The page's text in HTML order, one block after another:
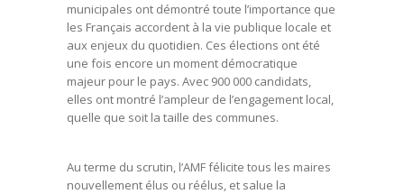
municipales ont démontré toute l’importance que
les Français accordent à la vie publique locale et
aux enjeux du quotidien. Ces élections ont été
une fois encore un moment démocratique
majeur pour le pays. Avec 900 000 candidats,
elles ont montré l’ampleur de l’engagement local,
quelle que soit la taille des communes.
Au terme du scrutin, l’AMF félicite tous les maires
nouvellement élus ou réélus, et salue la